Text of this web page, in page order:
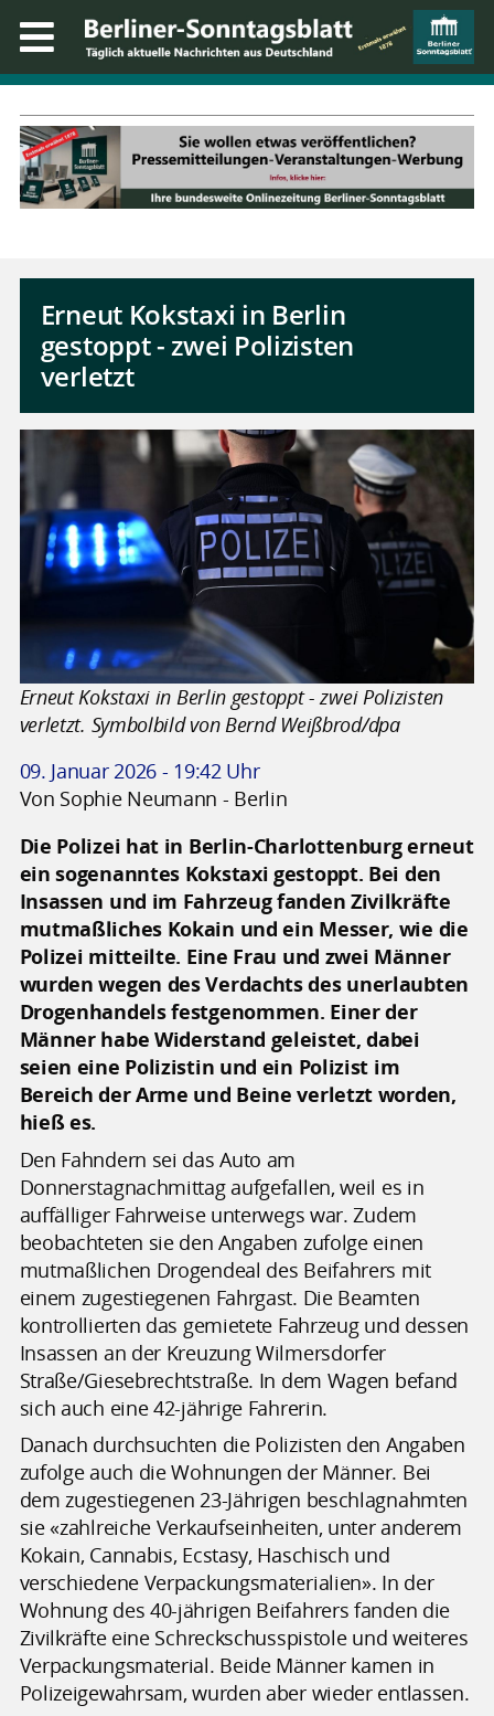
Erneut Kokstaxi in Berlin
gestoppt - zwei Polizisten
verletzt
Erneut Kokstaxi in Berlin gestoppt - zwei Polizisten
verletzt. Symbolbild von Bernd Weißbrod/dpa
09. Januar 2026 - 19:42 Uhr
Von Sophie Neumann - Berlin
Die Polizei hat in Berlin-Charlottenburg erneut
ein sogenanntes Kokstaxi gestoppt. Bei den
Insassen und im Fahrzeug fanden Zivilkräfte
mutmaßliches Kokain und ein Messer, wie die
Polizei mitteilte. Eine Frau und zwei Männer
wurden wegen des Verdachts des unerlaubten
Drogenhandels festgenommen. Einer der
Männer habe Widerstand geleistet, dabei
seien eine Polizistin und ein Polizist im
Bereich der Arme und Beine verletzt worden,
hieß es.
Den Fahndern sei das Auto am
Donnerstagnachmittag aufgefallen, weil es in
auffälliger Fahrweise unterwegs war. Zudem
beobachteten sie den Angaben zufolge einen
mutmaßlichen Drogendeal des Beifahrers mit
einem zugestiegenen Fahrgast. Die Beamten
kontrollierten das gemietete Fahrzeug und dessen
Insassen an der Kreuzung Wilmersdorfer
Straße/Giesebrechtstraße. In dem Wagen befand
sich auch eine 42-jährige Fahrerin.
Danach durchsuchten die Polizisten den Angaben
zufolge auch die Wohnungen der Männer. Bei
dem zugestiegenen 23-Jährigen beschlagnahmten
sie «zahlreiche Verkaufseinheiten, unter anderem
Kokain, Cannabis, Ecstasy, Haschisch und
verschiedene Verpackungsmaterialien». In der
Wohnung des 40-jährigen Beifahrers fanden die
Zivilkräfte eine Schreckschusspistole und weiteres
Verpackungsmaterial. Beide Männer kamen in
Polizeigewahrsam, wurden aber wieder entlassen.